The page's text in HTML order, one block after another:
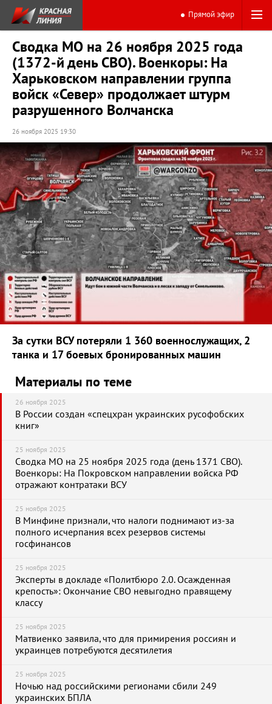
Прямой эфир
Сводка МО на 26 ноября 2025 года
(1372-й день СВО). Военкоры: На
Харьковском направлении группа
войск «Север» продолжает штурм
разрушенного Волчанска
26 ноября 2025 19:30
За сутки ВСУ потеряли 1 360 военнослужащих, 2
танка и 17 боевых бронированных машин
Материалы по теме
26 ноября 2025
В России создан «спецхран украинских русофобских
книг»
25 ноября 2025
Сводка МО на 25 ноября 2025 года (день 1371 СВО).
Военкоры: На Покровском направлении войска РФ
отражают контратаки ВСУ
25 ноября 2025
В Минфине признали, что налоги поднимают из-за
полного исчерпания всех резервов системы
госфинансов
25 ноября 2025
Эксперты в докладе «Политбюро 2.0. Осажденная
крепость»: Окончание СВО невыгодно правящему
классу
25 ноября 2025
Матвиенко заявила, что для примирения россиян и
украинцев потребуются десятилетия
25 ноября 2025
Ночью над российскими регионами сбили 249
украинских БПЛА